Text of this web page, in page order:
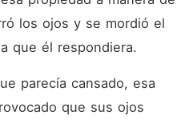
los ojos y se mordió el
que él respondiera.
parecía cansado, esa
que sus ojos